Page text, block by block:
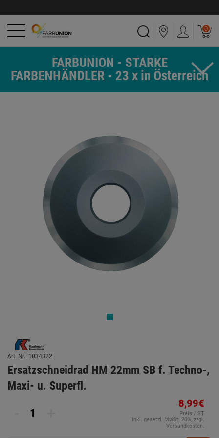
0
FARBUNION - STARKE
FARBENHÄNDLER - 23 x in Österreich
Art. Nr.: 1034322
Ersatzschneidrad HM 22mm SB f. Techno-,
Maxi- u. Superfl.
8,99€
Preis / ST
inkl. gesetzl. MwSt. 20%, zzgl.
Versandkosten.